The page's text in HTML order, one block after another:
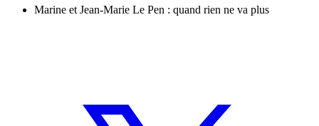
Marine et Jean-Marie Le Pen : quand rien ne va plus